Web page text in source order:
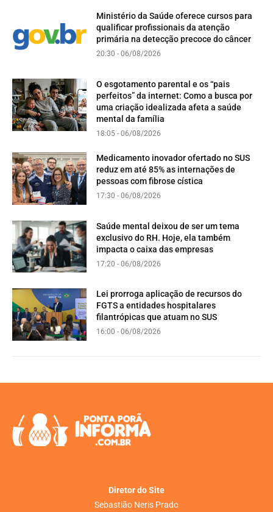
Ministério da Saúde oferece cursos para
qualificar profissionais da atenção
primária na detecção precoce do câncer
20:30 - 06/08/2026
O esgotamento parental e os “pais
perfeitos” da internet: Como a busca por
uma criação idealizada afeta a saúde
mental da família
18:05 - 06/08/2026
Medicamento inovador ofertado no SUS
reduz em até 85% as internações de
pessoas com fibrose cística
17:30 - 06/08/2026
Saúde mental deixou de ser um tema
exclusivo do RH. Hoje, ela também
impacta o caixa das empresas
17:20 - 06/08/2026
Lei prorroga aplicação de recursos do
FGTS a entidades hospitalares
filantrópicas que atuam no SUS
16:00 - 06/08/2026
Diretor do Site
Sebastião Neris Prado